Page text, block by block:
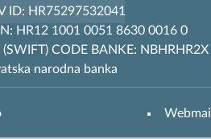
ID: HR75297532041
HR12 1001 0051 8630 0016 0
(SWIFT) CODE BANKE: NBHRHR2X
narodna banka
Webmail